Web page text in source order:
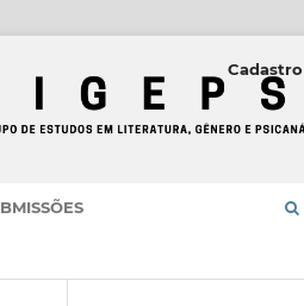
Cadastro